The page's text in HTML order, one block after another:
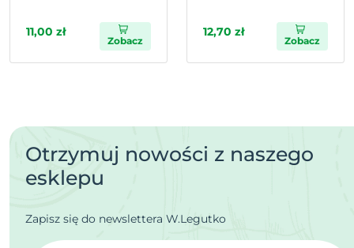
11,00 zł
Zobacz
12,70 zł
Zobacz
Otrzymuj nowości z naszego
esklepu
Zapisz się do newslettera W.Legutko